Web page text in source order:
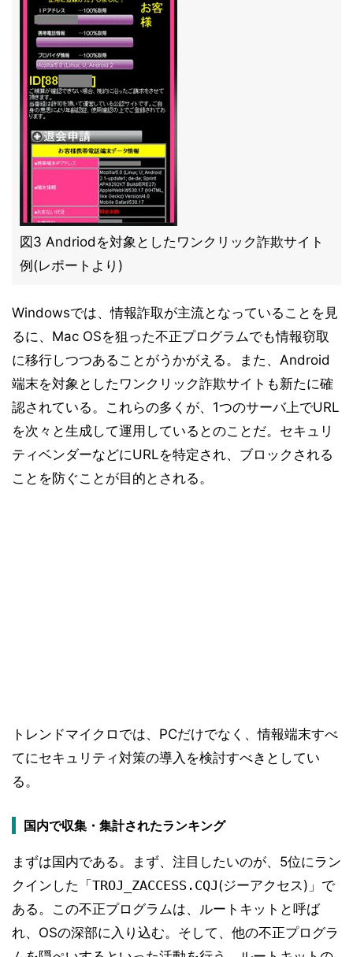
図3 Andriodを対象としたワンクリック詐欺サイト
例(レポートより)
Windowsでは、情報詐取が主流となっていることを見
るに、Mac OSを狙った不正プログラムでも情報窃取
に移行しつつあることがうかがえる。また、Android
端末を対象としたワンクリック詐欺サイトも新たに確
認されている。これらの多くが、1つのサーバ上でURL
を次々と生成して運用しているとのことだ。セキュリ
ティベンダーなどにURLを特定され、ブロックされる
ことを防ぐことが目的とされる。
トレンドマイクロでは、PCだけでなく、情報端末すべ
てにセキュリティ対策の導入を検討すべきとしてい
る。
国内で収集・集計されたランキング
まずは国内である。まず、注目したいのが、5位にラン
クインした「 TROJ_ZACCESS.CQJ(ジーアクセス)」で
ある。この不正プログラムは、ルートキットと呼ば
れ、OSの深部に入り込む。そして、他の不正プログラ